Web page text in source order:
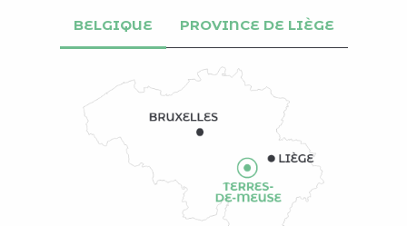
BELGIQUE PROVINCE DE LIÈGE